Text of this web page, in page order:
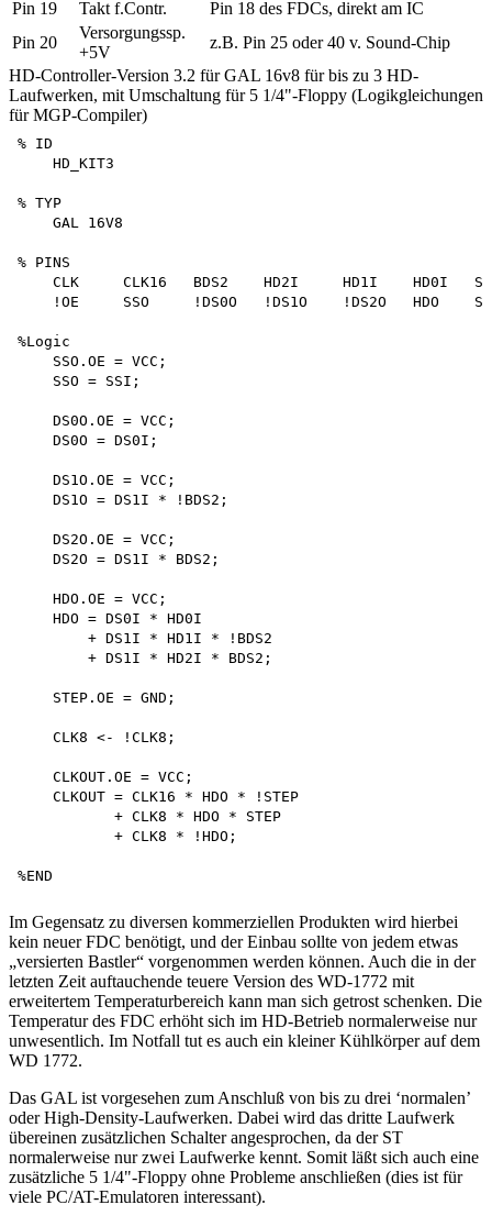
Pin 19
Takt f.Contr.
Pin 18 des FDCs, direkt am IC
Pin 20
Versorgungssp.
+5V
z.B. Pin 25 oder 40 v. Sound-Chip
HD-Controller-Version 3.2 für GAL 16v8 für bis zu 3 HD-
Laufwerken, mit Umschaltung für 5 1/4"-Floppy (Logikgleichungen
für MGP-Compiler)
% ID
    HD_KIT3
% TYP
    GAL 16V8
% PINS
    CLK	    CLK16   BDS2    HD2I     HD1I    HD0I   SSI    IDS1I    !DS0I
    !OE	    SSO	    !DS0O   !DS1O    !DS2O   HDO    STEP   CLK8    CLKOUT
%Logic
    SSO.OE = VCC;
    SSO = SSI;
    DS0O.OE = VCC;
    DS0O = DS0I;
    DS1O.OE = VCC;
    DS1O = DS1I * !BDS2;
    DS2O.OE = VCC;
    DS2O = DS1I * BDS2;
    HDO.OE = VCC;
    HDO = DS0I * HD0I
        + DS1I * HD1I * !BDS2
        + DS1I * HD2I * BDS2;
    STEP.OE = GND;
    CLK8 <- !CLK8;
    CLKOUT.OE = VCC;
    CLKOUT = CLK16 * HDO * !STEP
           + CLK8 * HDO * STEP
           + CLK8 * !HDO;
Im Gegensatz zu diversen kommerziellen Produkten wird hierbei
kein neuer FDC benötigt, und der Einbau sollte von jedem etwas
„versierten Bastler“ vorgenommen werden können. Auch die in der
letzten Zeit auftauchende teuere Version des WD-1772 mit
erweitertem Temperaturbereich kann man sich getrost schenken. Die
Temperatur des FDC erhöht sich im HD-Betrieb normalerweise nur
unwesentlich. Im Notfall tut es auch ein kleiner Kühlkörper auf dem
WD 1772.
Das GAL ist vorgesehen zum Anschluß von bis zu drei ‘normalen’
oder High-Density-Laufwerken. Dabei wird das dritte Laufwerk
übereinen zusätzlichen Schalter angesprochen, da der ST
normalerweise nur zwei Laufwerke kennt. Somit läßt sich auch eine
zusätzliche 5 1/4"-Floppy ohne Probleme anschließen (dies ist für
viele PC/AT-Emulatoren interessant).